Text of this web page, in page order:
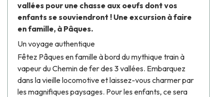
vallées pour une chasse aux oeufs dont vos
enfants se souviendront ! Une excursion à faire
en famille, à Pâques.
Un voyage authentique
Fêtez Pâques en famille à bord du mythique train à
vapeur du Chemin de fer des 3 vallées. Embarquez
dans la vieille locomotive et laissez-vous charmer par
les magnifiques paysages. Pour les enfants, ce sera